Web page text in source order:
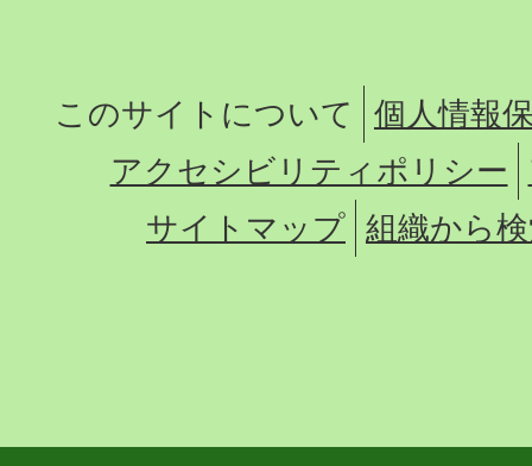
このサイトについて
個人情報
アクセシビリティポリシー
サイトマップ 組織から